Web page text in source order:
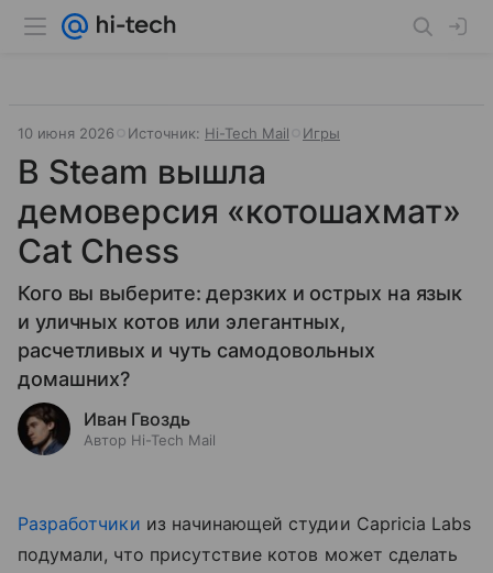
10 июня 2026 Источник: Hi-Tech Mail Игры
В Steam вышла
демоверсия «котошахмат»
Cat Chess
Кого вы выберите: дерзких и острых на язык
и уличных котов или элегантных,
расчетливых и чуть самодовольных
домашних?
Иван Гвоздь
Автор Hi-Tech Mail
Разработчики из начинающей студии Capricia Labs
подумали, что присутствие котов может сделать